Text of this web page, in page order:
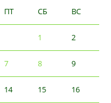
ПТ СБ ВС
1 2
7 8 9
14 15 16